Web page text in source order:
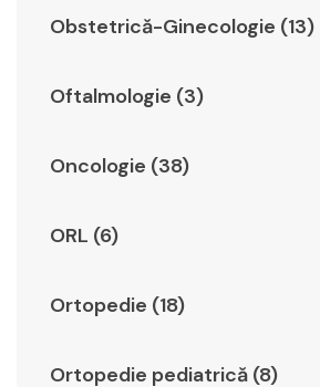
Obstetrică-Ginecologie (13)
Oftalmologie (3)
Oncologie (38)
ORL (6)
Ortopedie (18)
Ortopedie pediatrică (8)